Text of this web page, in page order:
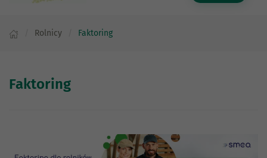
Rolnicy Faktoring
Faktoring